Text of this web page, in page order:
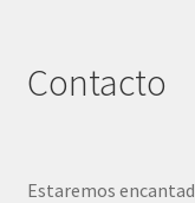
Contacto
Estaremos